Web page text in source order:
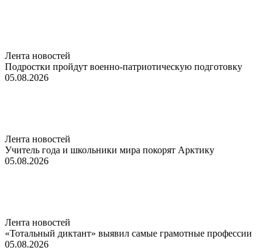
Лента новостей
Подростки пройдут военно-патриотическую подготовку
05.08.2026
Лента новостей
Учитель года и школьники мира покорят Арктику
05.08.2026
Лента новостей
«Тотальный диктант» выявил самые грамотные профессии
05.08.2026